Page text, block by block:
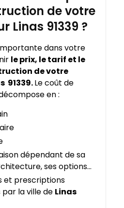
de votre
Linas 91339 ?
dans votre
le prix, le tarif et le
de votre
91339.Le coût de
en :
dépendant de sa
ses options…
et prescriptions
la ville de Linas